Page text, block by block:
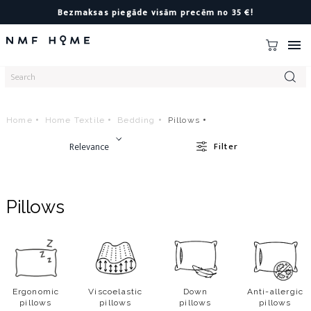
Bezmaksas piegāde visām precēm no 35 €!

Home Home Textile Bedding Pillows
Relevance Filter
Pillows
Ergonomic
pillows
Viscoelastic
pillows
Down
pillows
Anti-allergic
pillows